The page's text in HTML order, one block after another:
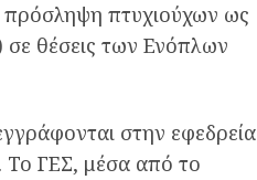
πρόσληψη πτυχιούχων ως
σε θέσεις των Ενόπλων
στην εφεδρεία
Το ΓΕΣ, μέσα από το